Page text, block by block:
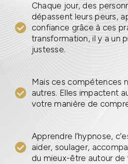
Chaque jour, des
dépassent leurs peurs,
confiance grâce à ces
transformation, il y a un
justesse.
Mais ces compétences
autres. Elles impactent
votre manière de
Apprendre l’hypnose,
aider, soulager,
du mieux-être autour de